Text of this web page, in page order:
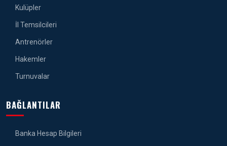
Kulüpler
İl Temsilcileri
Antrenörler
Hakemler
Turnuvalar
BAĞLANTILAR
Banka Hesap Bilgileri